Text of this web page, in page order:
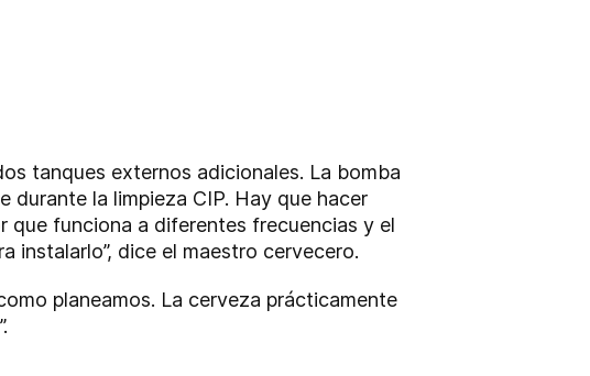
tanques externos adicionales. La bomba
durante la limpieza CIP. Hay que hacer
que funciona a diferentes frecuencias y el
instalarlo”, dice el maestro cervecero.
planeamos. La cerveza prácticamente